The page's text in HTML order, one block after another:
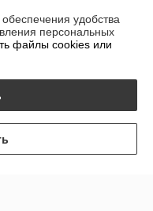
удобства
персональных
файлы cookies или